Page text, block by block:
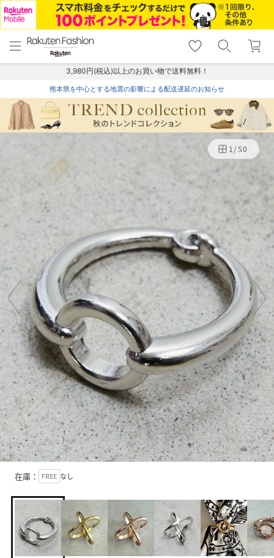
menu home
トップ
shopping_cart lock_outline
ログイン
3,980円(税込)以上のお買い物で送料無料！
熊本県を中心とする地震の影響による配送遅延のお知らせ
1/50
在庫： FREE なし